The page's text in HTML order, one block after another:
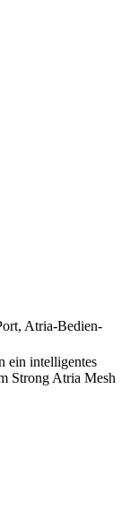
Atria-Bedien-
ein intelligentes
Strong Atria Mesh